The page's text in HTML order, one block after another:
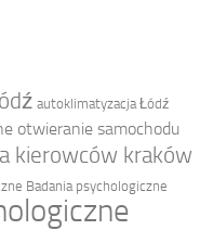
autoklimatyzacja Łódź
otwieranie samochodu
kierowców kraków
Badania psychologiczne